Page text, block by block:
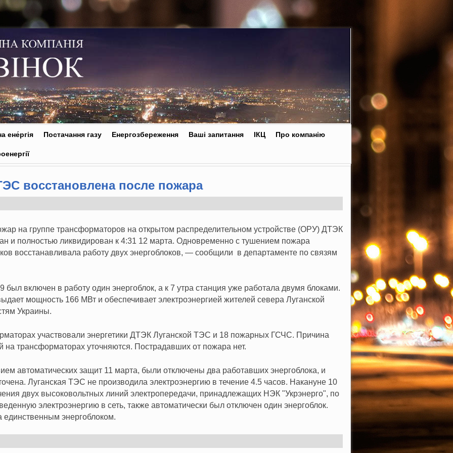
ене́ргія Постачання газу Енергозбереження Ваші запитання ІКЦ Про компанію
восстановлена после пожара
на группе трансформаторов на открытом распределительном устройстве (ОРУ) ДТЭК
и полностью ликвидирован к 4:31 12 марта. Одновременно с тушением пожара
восстанавливала работу двух энергоблоков, — сообщили в департаменте по связям
был включен в работу один энергоблок, а к 7 утра станция уже работала двумя блоками.
мощность 166 МВт и обеспечивает электроэнергией жителей севера Луганской
Украины.
участвовали энергетики ДТЭК Луганской ТЭС и 18 пожарных ГСЧС. Причина
трансформаторах уточняются. Пострадавших от пожара нет.
автоматических защит 11 марта, были отключены два работавших энергоблока, и
Луганская ТЭС не производила электроэнергию в течение 4.5 часов. Накануне 10
двух высоковольтных линий электропередачи, принадлежащих НЭК "Укрэнерго", по
электроэнергию в сеть, также автоматически был отключен один энергоблок.
энергоблоком.